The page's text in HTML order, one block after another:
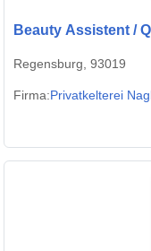
Beauty Assistent /
Regensburg, 93019
Firma:Privatkelterei